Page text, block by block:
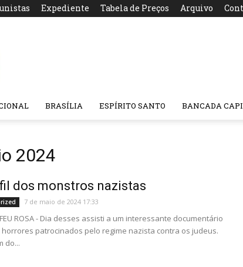
Expediente Tabela de Preços Arquivo
BRASÍLIA ESPÍRITO SANTO BANCADA
2024
dos monstros nazistas
7 de maio de 2024 17:33
FEU ROSA - Dia desses assisti a um interessante documentário
patrocinados pelo regime nazista contra os judeus.
do...